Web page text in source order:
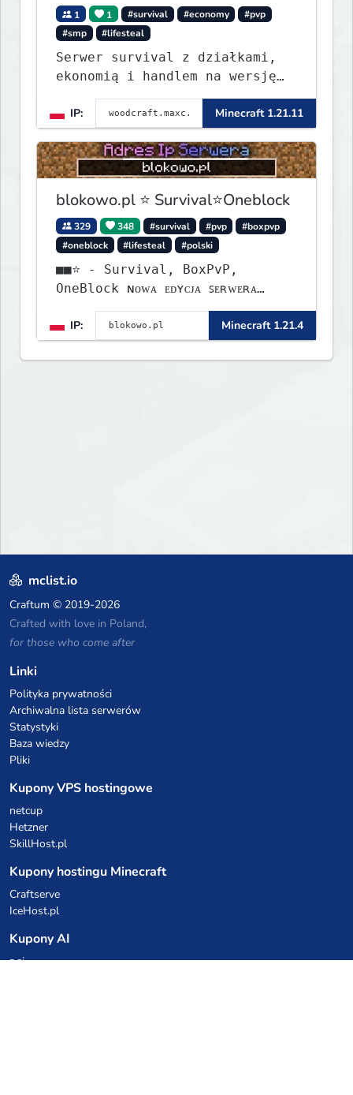
1 1 #survival #economy
#pvp
#smp
#lifesteal
Serwer survival z działkami,
ekonomią i handlem na wersję
1.8 - 26.1.1. Rekru ON
IP:
Minecraft 1.21.11
blokowo.pl ⭐ Survival⭐Oneblock
329 348 #survival #pvp
#boxpvp
#oneblock
#lifesteal #polski
■■⭐ - Survival, BoxPvP,
OneBlock ɴᴏᴡᴀ ᴇᴅʏᴄᴊᴀ ꜱᴇʀᴡᴇʀᴀ
IP:
Minecraft 1.21.4
mclist.io
Craftum © 2019-2026
Crafted with love in Poland,
for those who come after
Linki
Polityka prywatności
Archiwalna lista serwerów
Statystyki
Baza wiedzy
Pliki
Kupony VPS hostingowe
netcup
Hetzner
SkillHost.pl
Kupony hostingu Minecraft
Craftserve
IceHost.pl
Kupony AI
z.ai